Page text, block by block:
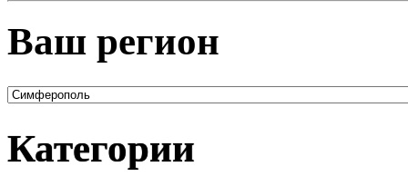
Ваш регион
Категории